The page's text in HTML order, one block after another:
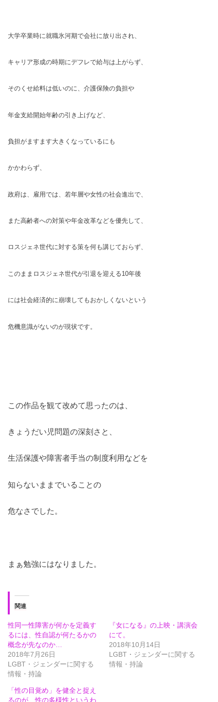
大学卒業時に就職氷河期で会社に放り出され、
キャリア形成の時期にデフレで給与は上がらず、
そのくせ給料は低いのに、介護保険の負担や
年金支給開始年齢の引き上げなど、
負担がますます大きくなっているにも
かかわらず、
政府は、雇用では、若年層や女性の社会進出で、
また高齢者への対策や年金改革などを優先して、
ロスジェネ世代に対する策を何も講じておらず、
このままロスジェネ世代が引退を迎える10年後
には社会経済的に崩壊してもおかしくないという
危機意識がないのが現状です。
この作品を観て改めて思ったのは、
きょうだい児問題の深刻さと、
生活保護や障害者手当の制度利用などを
知らないままでいることの
危なさでした。
まぁ勉強にはなりました。
関連
性同一性障害が何かを定義す
るには、性自認が何たるかの
概念が先なのか…
2018年7月26日
LGBT・ジェンダーに関する
情報・持論
『女になる』の上映・講演会
にて。
2018年10月14日
LGBT・ジェンダーに関する
情報・持論
「性の目覚め」を健全と捉え
るのが、性の多様性というわ